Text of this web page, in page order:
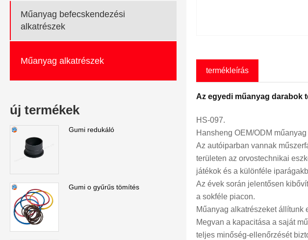
Műanyag befecskendezési
alkatrészek
Műanyag alkatrészek
új termékek
Gumi redukáló
Gumi o gyűrűs tömítés
termékleírás
Az egyedi műanyag darabok
HS-097.
Hansheng OEM/ODM
Az autóiparban vannak
területen az orvostechnikai
játékok és a különféle
Az évek során jelentősen
a sokféle piacon.
Műanyag alkatrészeket állítunk
Megvan a kapacitása a saját
teljes minőség-ellenőrzését